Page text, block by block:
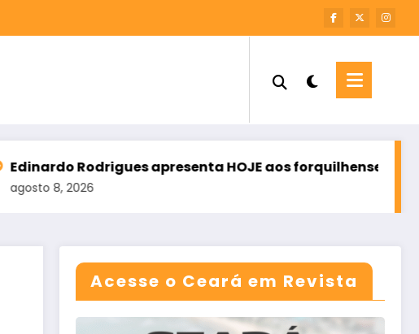
apresenta HOJE aos forquilhenses quem são os
Acesse o Ceará em Revista